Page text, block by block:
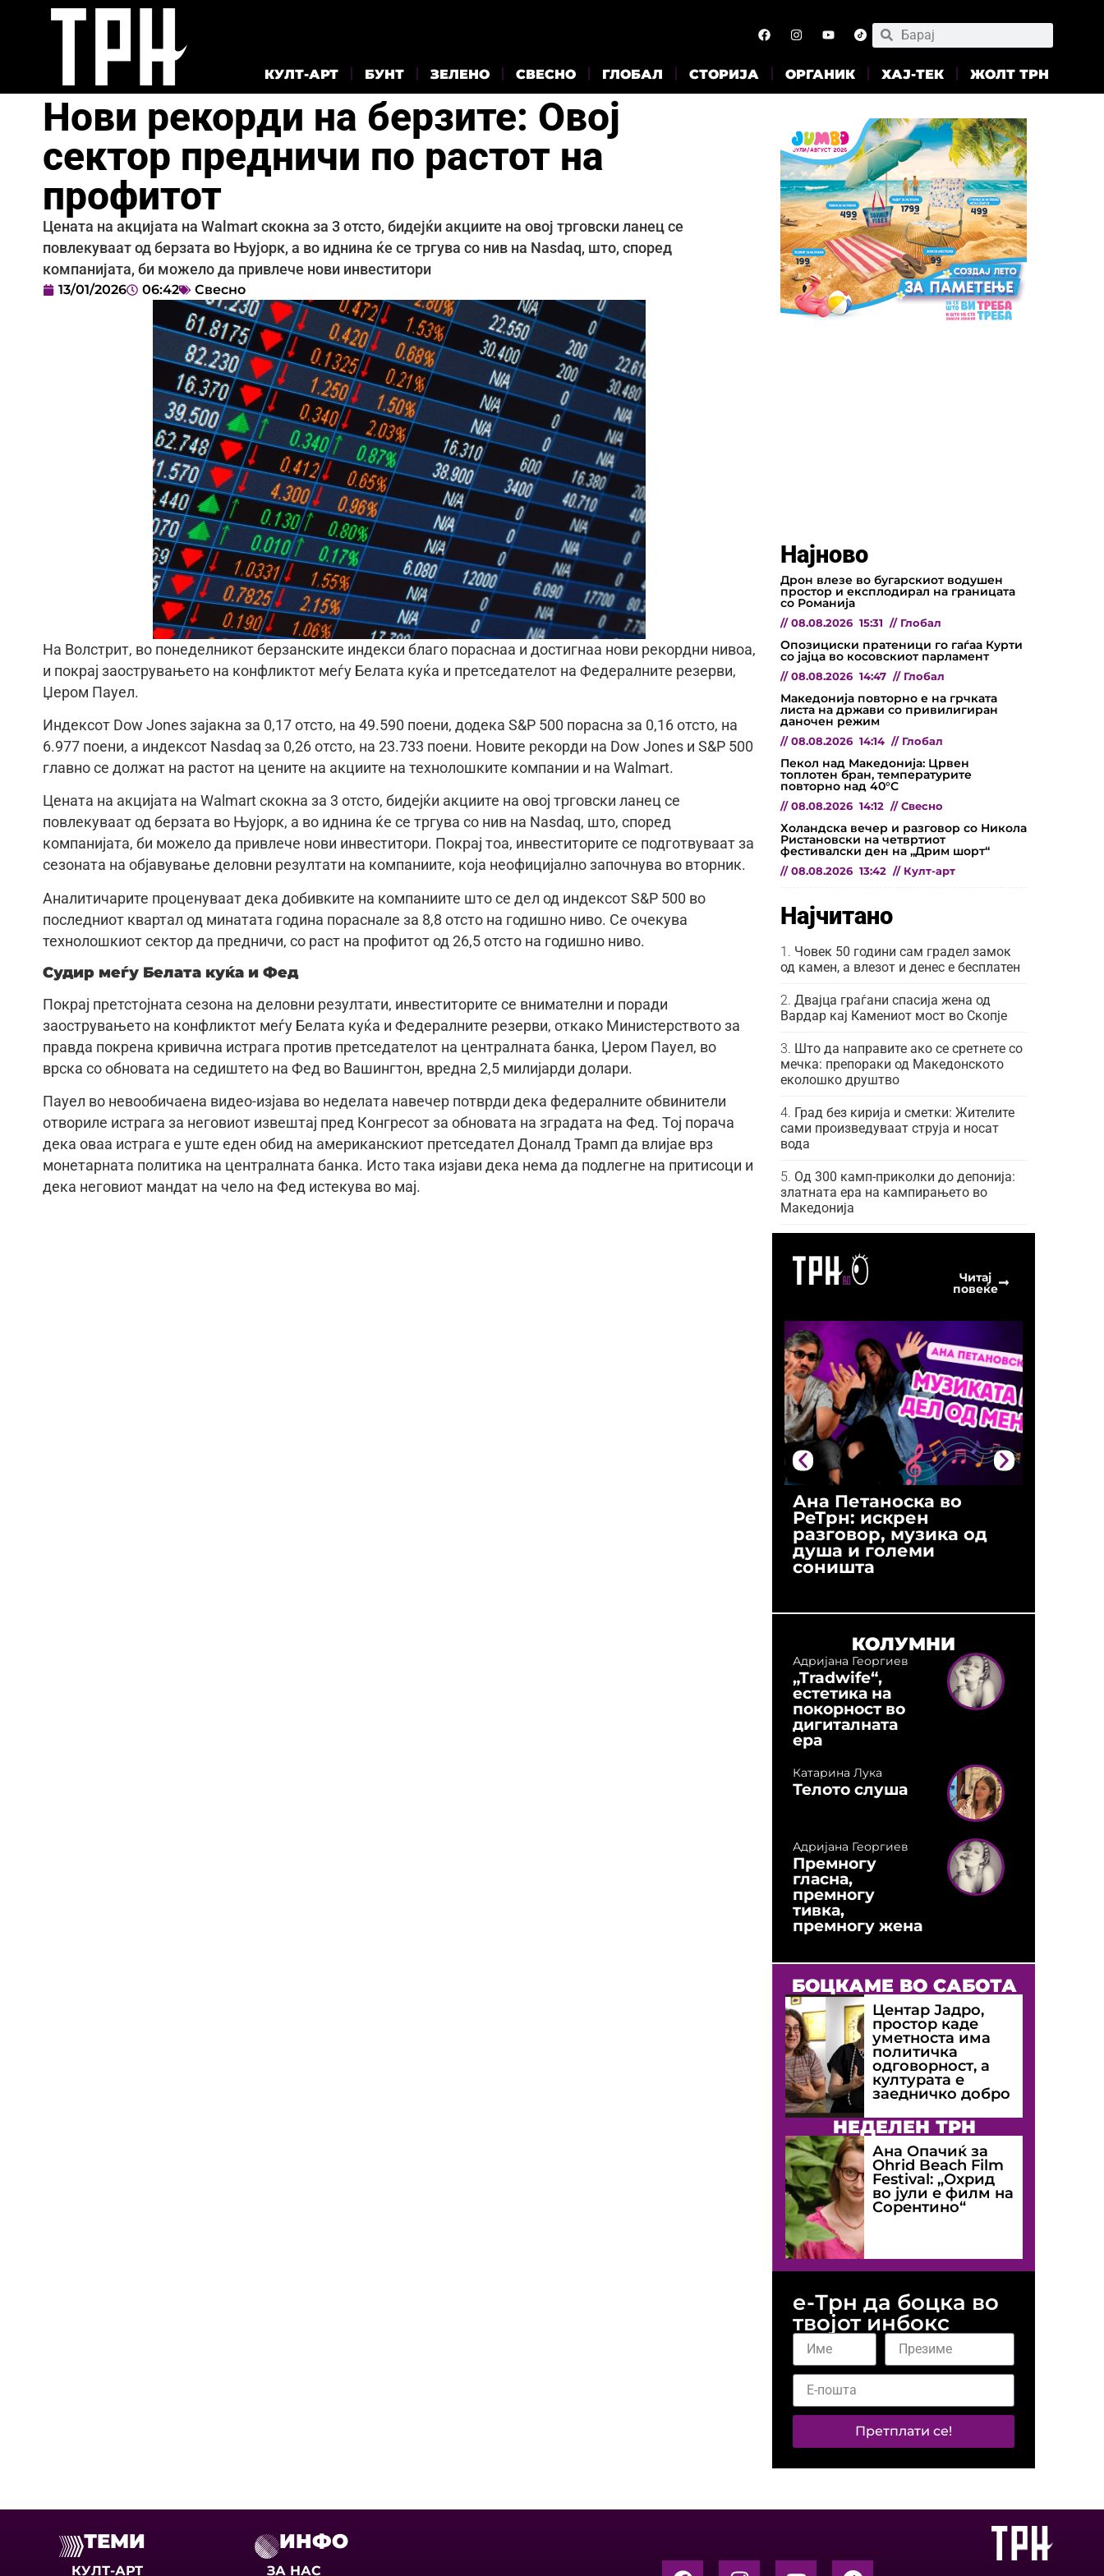
КУЛТ-АРТ БУНТ ЗЕЛЕНО СВЕСНО ГЛОБАЛ СТОРИЈА ОРГАНИК ХАЈ-ТЕК ЖОЛТ ТРН
Нови рекорди на берзите: Овој
сектор предничи по растот на
профитот
Цената на акцијата на Walmart скокна за 3 отсто, бидејќи акциите на овој трговски ланец се
повлекуваат од берзата во Њујорк, а во иднина ќе се тргува со нив на Nasdaq, што, според
компанијата, би можело да привлече нови инвеститори
13/01/2026 06:42 Свесно
На Волстрит, во понеделникот берзанските индекси благо пораснаа и достигнаа нови рекордни нивоа,
и покрај заострувањето на конфликтот меѓу Белата куќа и претседателот на Федералните резерви,
Џером Пауел.
Индексот Dow Jones зајакна за 0,17 отсто, на 49.590 поени, додека S&P 500 порасна за 0,16 отсто, на
6.977 поени, а индексот Nasdaq за 0,26 отсто, на 23.733 поени. Новите рекорди на Dow Jones и S&P 500
главно се должат на растот на цените на акциите на технолошките компании и на Walmart.
Цената на акцијата на Walmart скокна за 3 отсто, бидејќи акциите на овој трговски ланец се
повлекуваат од берзата во Њујорк, а во иднина ќе се тргува со нив на Nasdaq, што, според
компанијата, би можело да привлече нови инвеститори. Покрај тоа, инвеститорите се подготвуваат за
сезоната на објавување деловни резултати на компаниите, која неофицијално започнува во вторник.
Аналитичарите проценуваат дека добивките на компаниите што се дел од индексот S&P 500 во
последниот квартал од минатата година пораснале за 8,8 отсто на годишно ниво. Се очекува
технолошкиот сектор да предничи, со раст на профитот од 26,5 отсто на годишно ниво.
Судир меѓу Белата куќа и Фед
Покрај претстојната сезона на деловни резултати, инвеститорите се внимателни и поради
заострувањето на конфликтот меѓу Белата куќа и Федералните резерви, откако Министерството за
правда покрена кривична истрага против претседателот на централната банка, Џером Пауел, во
врска со обновата на седиштето на Фед во Вашингтон, вредна 2,5 милијарди долари.
Пауел во невообичаена видео-изјава во неделата навечер потврди дека федералните обвинители
отвориле истрага за неговиот извештај пред Конгресот за обновата на зградата на Фед. Тој порача
дека оваа истрага е уште еден обид на американскиот претседател Доналд Трамп да влијае врз
монетарната политика на централната банка. Исто така изјави дека нема да подлегне на притисоци и
дека неговиот мандат на чело на Фед истекува во мај.
Најново
Дрон влезе во бугарскиот водушен
простор и експлодирал на границата
со Романија
// 08.08.2026 15:31 // Глобал
Опозициски пратеници го гаѓаа Курти
со јајца во косовскиот парламент
// 08.08.2026 14:47 // Глобал
Македонија повторно е на грчката
листа на држави со привилигиран
даночен режим
// 08.08.2026 14:14 // Глобал
Пекол над Македонија: Црвен
топлотен бран, температурите
повторно над 40°C
// 08.08.2026 14:12 // Свесно
Холандска вечер и разговор со Никола
Ристановски на четвртиот
фестивалски ден на „Дрим шорт“
// 08.08.2026 13:42 // Култ-арт
Најчитано
Човек 50 години сам градел замок
од камен, а влезот и денес е бесплатен
Двајца граѓани спасија жена од
Вардар кај Камениот мост во Скопје
Што да направите ако се сретнете со
мечка: препораки од Македонското
еколошко друштво
Град без кирија и сметки: Жителите
сами произведуваат струја и носат
вода
Од 300 камп-приколки до депонија:
златната ера на кампирањето во
Македонија
Читај
повеќе
Ана Петаноска во
РеТрн: искрен
разговор, музика од
душа и големи
соништа
КОЛУМНИ
Адријана Георгиев
„Tradwife“,
естетика на
покорност во
дигиталната
ера
Катарина Лука
Телото слуша
Адријана Георгиев
Премногу
гласна,
премногу
тивка,
премногу жена
БОЦКАМЕ ВО САБОТА
Центар Јадро,
простор каде
уметноста има
политичка
одговорност, а
културата е
заедничко добро
НЕДЕЛЕН ТРН
Ана Опачиќ за
Оhrid Beach Film
Festival: „Охрид
во јули е филм на
Сорентино“
е-Трн да боцка во
твојот инбокс
Претплати се!
ТЕМИ
КУЛТ-АРТ
ИНФО
ЗА НАС